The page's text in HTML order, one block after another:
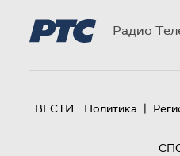
Радио
ВЕСТИ Политика |